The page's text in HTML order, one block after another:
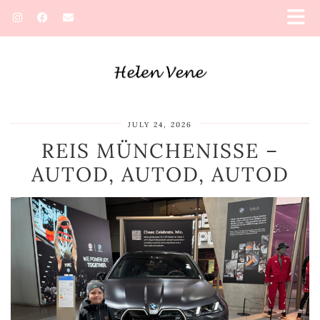
JULY 24, 2026
REIS MÜNCHENISSE –
AUTOD, AUTOD, AUTOD